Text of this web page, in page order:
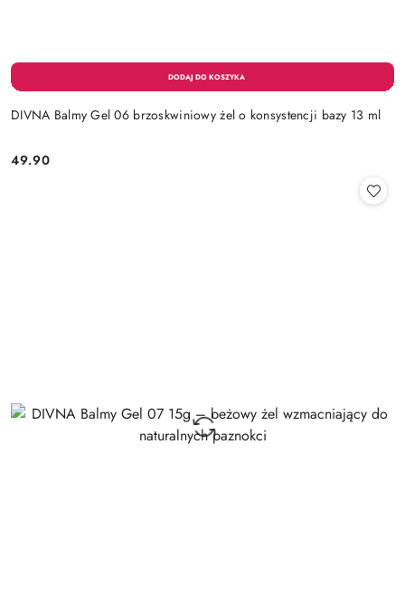
DIVNA Balmy Gel 06 brzoskwiniowy żel o konsystencji bazy 13 ml
Cena:
49.90